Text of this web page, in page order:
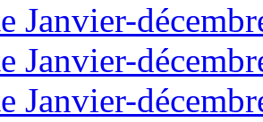
Janvier-
Janvier-
Janvier-